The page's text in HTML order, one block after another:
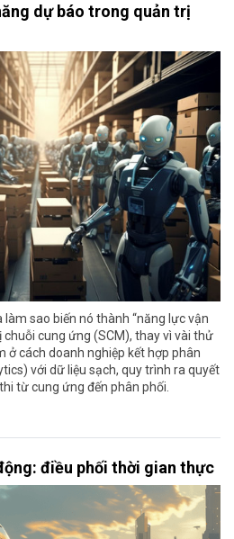
dự báo trong quản trị
làm sao biến nó thành “năng lực vận
cung ứng (SCM), thay vì vài thử
ở cách doanh nghiệp kết hợp phân
với dữ liệu sạch, quy trình ra quyết
từ cung ứng đến phân phối.
điều phối thời gian thực